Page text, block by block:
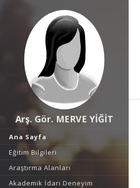
Arş. Gör. MERVE YİĞİT
Ana Sayfa
Eğitim Bilgileri
Araştırma Alanları
Akademik İdari Deneyim